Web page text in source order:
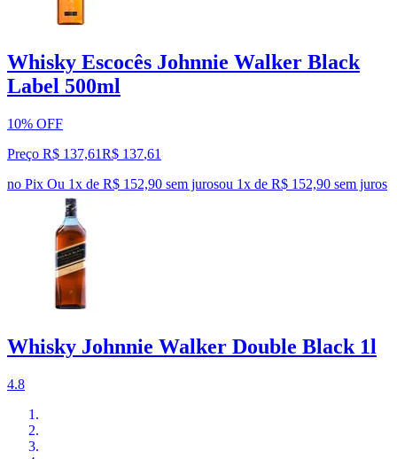
Whisky Escocês Johnnie Walker Black
Label 500ml
10% OFF
Preço R$ 137,61R$ 137,61
no Pix Ou 1x de R$ 152,90 sem jurosou 1x de R$ 152,90 sem juros
Whisky Johnnie Walker Double Black 1l
4.8